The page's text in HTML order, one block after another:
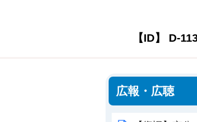
【ID】 D-
広報・広聴